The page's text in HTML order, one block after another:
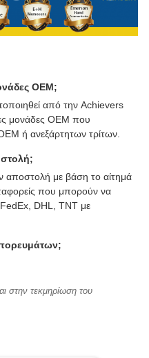
OEM;
από την Achievers
μονάδες OEM που
ή ανεξάρτητων τρίτων.
με βάση το αίτημά
που μπορούν να
DHL, TNT με
στην τεκμηρίωση του